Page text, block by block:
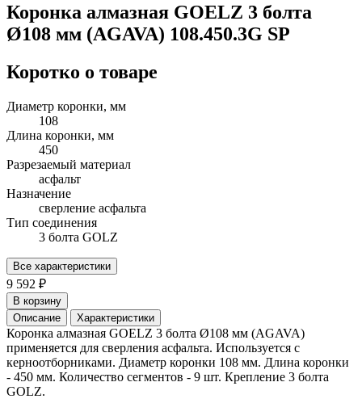
Коронка алмазная GOELZ 3 болта
Ø108 мм (AGAVA) 108.450.3G SP
Коротко о товаре
Диаметр коронки, мм
108
Длина коронки, мм
450
Разрезаемый материал
асфальт
Назначение
сверление асфальта
Тип соединения
3 болта GOLZ
Все характеристики
9 592 ₽
В корзину
Описание
Характеристики
Коронка алмазная GOELZ 3 болта Ø108 мм (AGAVA)
применяется для сверления асфальта. Используется с
керноотборниками. Диаметр коронки 108 мм. Длина коронки
- 450 мм. Количество сегментов - 9 шт. Крепление 3 болта
GOLZ.